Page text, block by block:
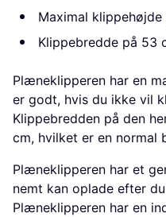
Maximal klippehøjde
Klippebredde på 53
Plæneklipperen har en
er godt, hvis du ikke vil
Klippebredden på den
cm, hvilket er en normal
Plæneklipperen har et
nemt kan oplade efter
Plæneklipperen har en